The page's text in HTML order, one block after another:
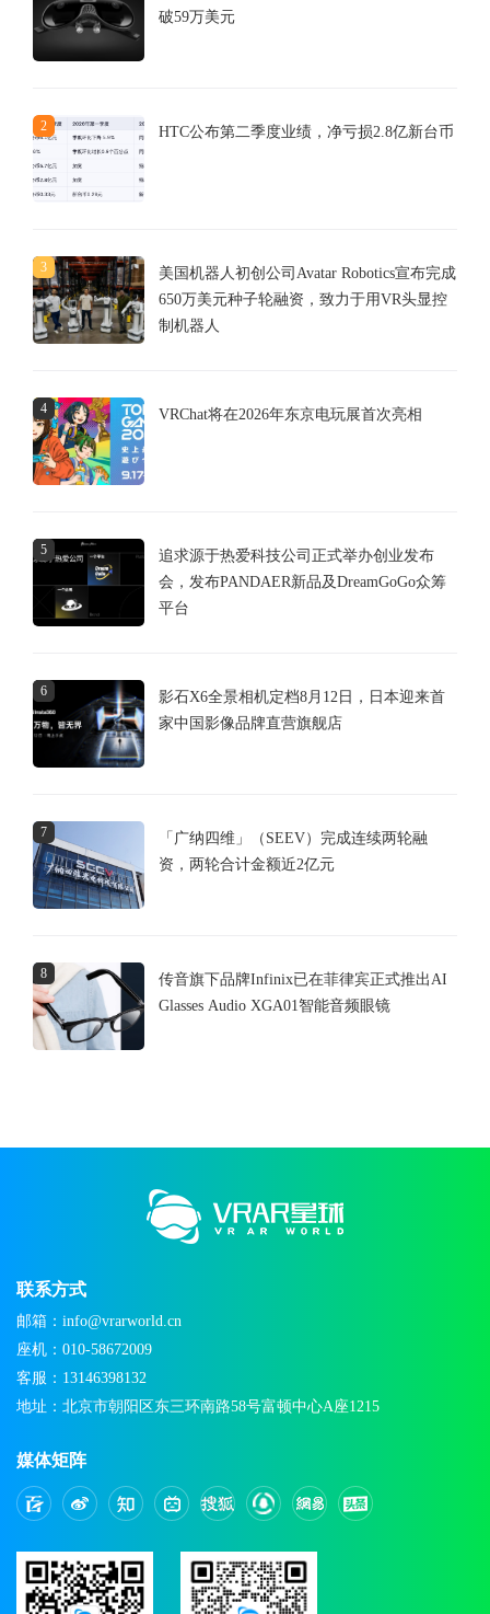
破59万美元
2 HTC公布第二季度业绩，净亏损2.8亿新台币
3
美国机器人初创公司Avatar Robotics宣布完成
650万美元种子轮融资，致力于用VR头显控
制机器人
4 VRChat将在2026年东京电玩展首次亮相
5
追求源于热爱科技公司正式举办创业发布
会，发布PANDAER新品及DreamGoGo众筹
平台
6
影石X6全景相机定档8月12日，日本迎来首
家中国影像品牌直营旗舰店
7
「广纳四维」（SEEV）完成连续两轮融
资，两轮合计金额近2亿元
8
传音旗下品牌Infinix已在菲律宾正式推出AI
Glasses Audio XGA01智能音频眼镜
联系方式
邮箱：info@vrarworld.cn
座机：010-58672009
客服：13146398132
地址：北京市朝阳区东三环南路58号富顿中心A座1215
媒体矩阵